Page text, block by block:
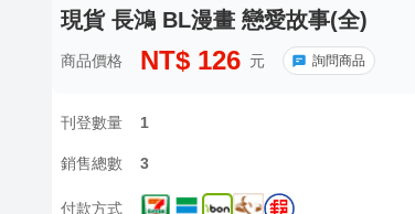
現貨 長鴻 BL漫畫 戀愛故事(全)
商品價格 NT$ 126 元 詢問商品
刊登數量 1
銷售總數 3
付款方式